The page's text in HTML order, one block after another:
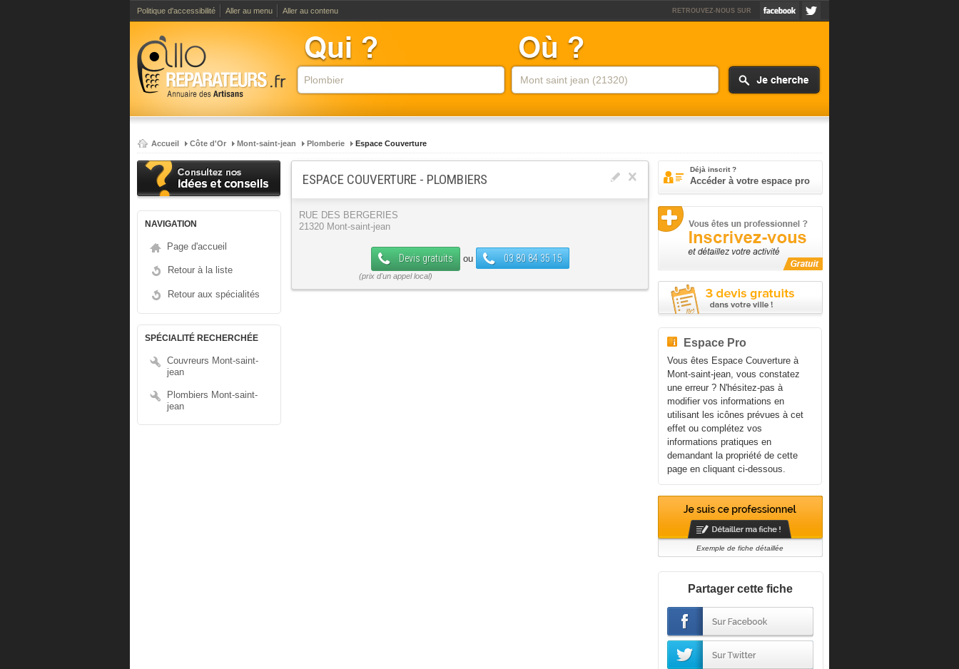
Politique d'accessibilité Aller au menu Aller au contenu RETROUVEZ-NOUS SUR
Accueil Côte d'Or Mont-saint-jean Plomberie Espace Couverture
NAVIGATION
Page d'accueil
Retour à la liste
Retour aux spécialités
SPÉCIALITÉ RECHERCHÉE
Couvreurs Mont-saint-
jean
Plombiers Mont-saint-
jean
ESPACE COUVERTURE - PLOMBIERS
RUE DES BERGERIES
21320 Mont-saint-jean
Devis gratuits ou 03 80 84 35 15
Déjà inscrit ?
Accéder à votre espace pro
Espace Pro
Vous êtes Espace Couverture à
Mont-saint-jean, vous constatez
une erreur ? N'hésitez-pas à
modifier vos informations en
utilisant les icônes prévues à cet
effet ou complétez vos
informations pratiques en
demandant la propriété de cette
page en cliquant ci-dessous.
Exemple de fiche détaillée
Partager cette fiche